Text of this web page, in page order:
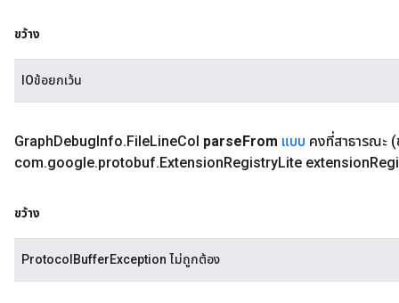
ขว้าง
IOข้อยกเว้น
GraphDebugInfo.FileLineCol parseFrom แบบ คงที่สาธารณะ
com.google.protobuf.ExtensionRegistryLite extension
ขว้าง
ProtocolBufferException ไม่ถูกต้อง